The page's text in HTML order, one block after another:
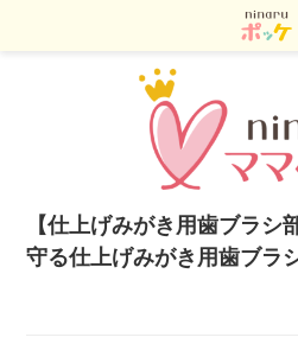
【仕上げみがき用歯ブラシ
守る仕上げみがき用歯ブラ